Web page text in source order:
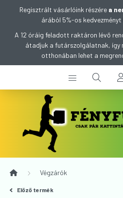
Regisztrált vásárlóink részére a
árából 5%-os
A 12 óráig feladott raktáron lévő
átadjuk a futárszolgálatnak, így
otthonában lehet a
Végzárók
Előző termék